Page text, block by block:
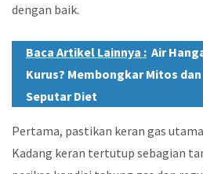
dengan baik.
Baca Artikel Lainnya : Air
Kurus? Membongkar Mitos dan
Seputar Diet
Pertama, pastikan keran gas
Kadang keran tertutup sebagian